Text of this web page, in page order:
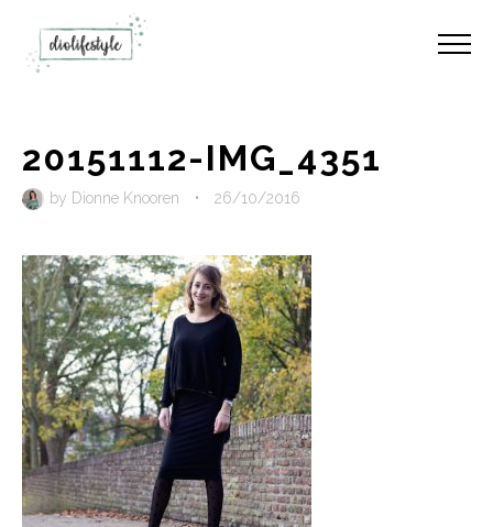
20151112-IMG_4351
by Dionne Knooren • 26/10/2016